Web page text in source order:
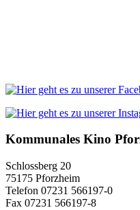
Kommunales Kino
Schlossberg 20
75175 Pforzheim
Telefon 07231 566197-0
Fax 07231 566197-8